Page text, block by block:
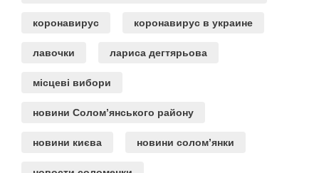
коронавирус коронавирус в украине
лавочки лариса дегтярьова
місцеві вибори
новини Солом’янського району
новини києва новини солом’янки